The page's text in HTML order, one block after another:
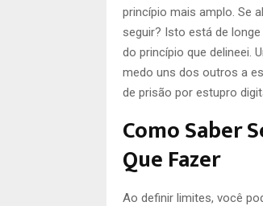
princípio mais amplo. Se
seguir? Isto está de
do princípio que delineei.
medo uns dos outros a
de prisão por estupro
Como Saber
Que Fazer
Ao definir limites, você